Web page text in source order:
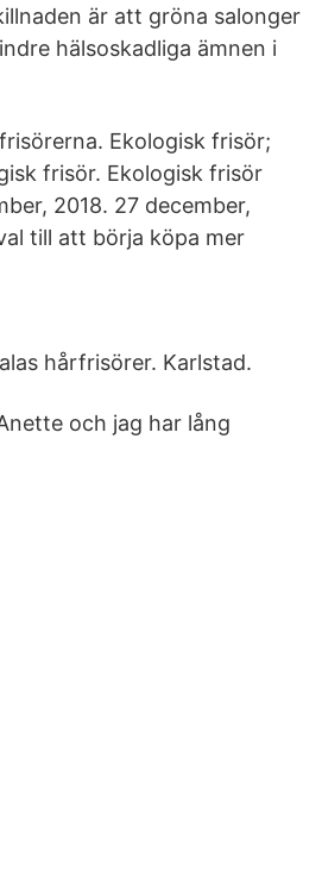
är att gröna salonger
hälsoskadliga ämnen i
Ekologisk frisör;
frisör. Ekologisk frisör
2018. 27 december,
till att börja köpa mer
hårfrisörer. Karlstad.
och jag har lång